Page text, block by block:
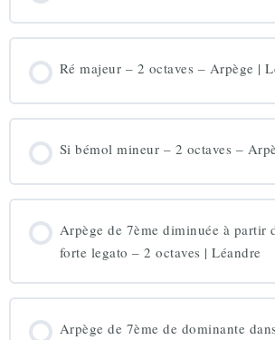
Ré majeur – 2 octaves – Arpège |
Si bémol mineur – 2 octaves –
Arpège de 7ème diminuée à partir
forte legato – 2 octaves | Léandre
Arpège de 7ème de dominante